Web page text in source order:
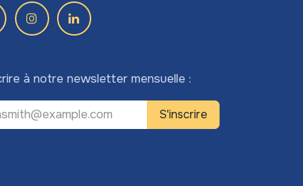
à notre newsletter mensuelle :
S'inscrire